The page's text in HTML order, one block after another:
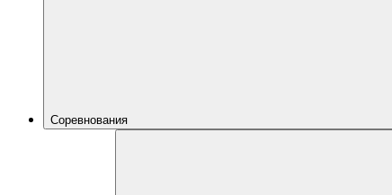
Соревнования